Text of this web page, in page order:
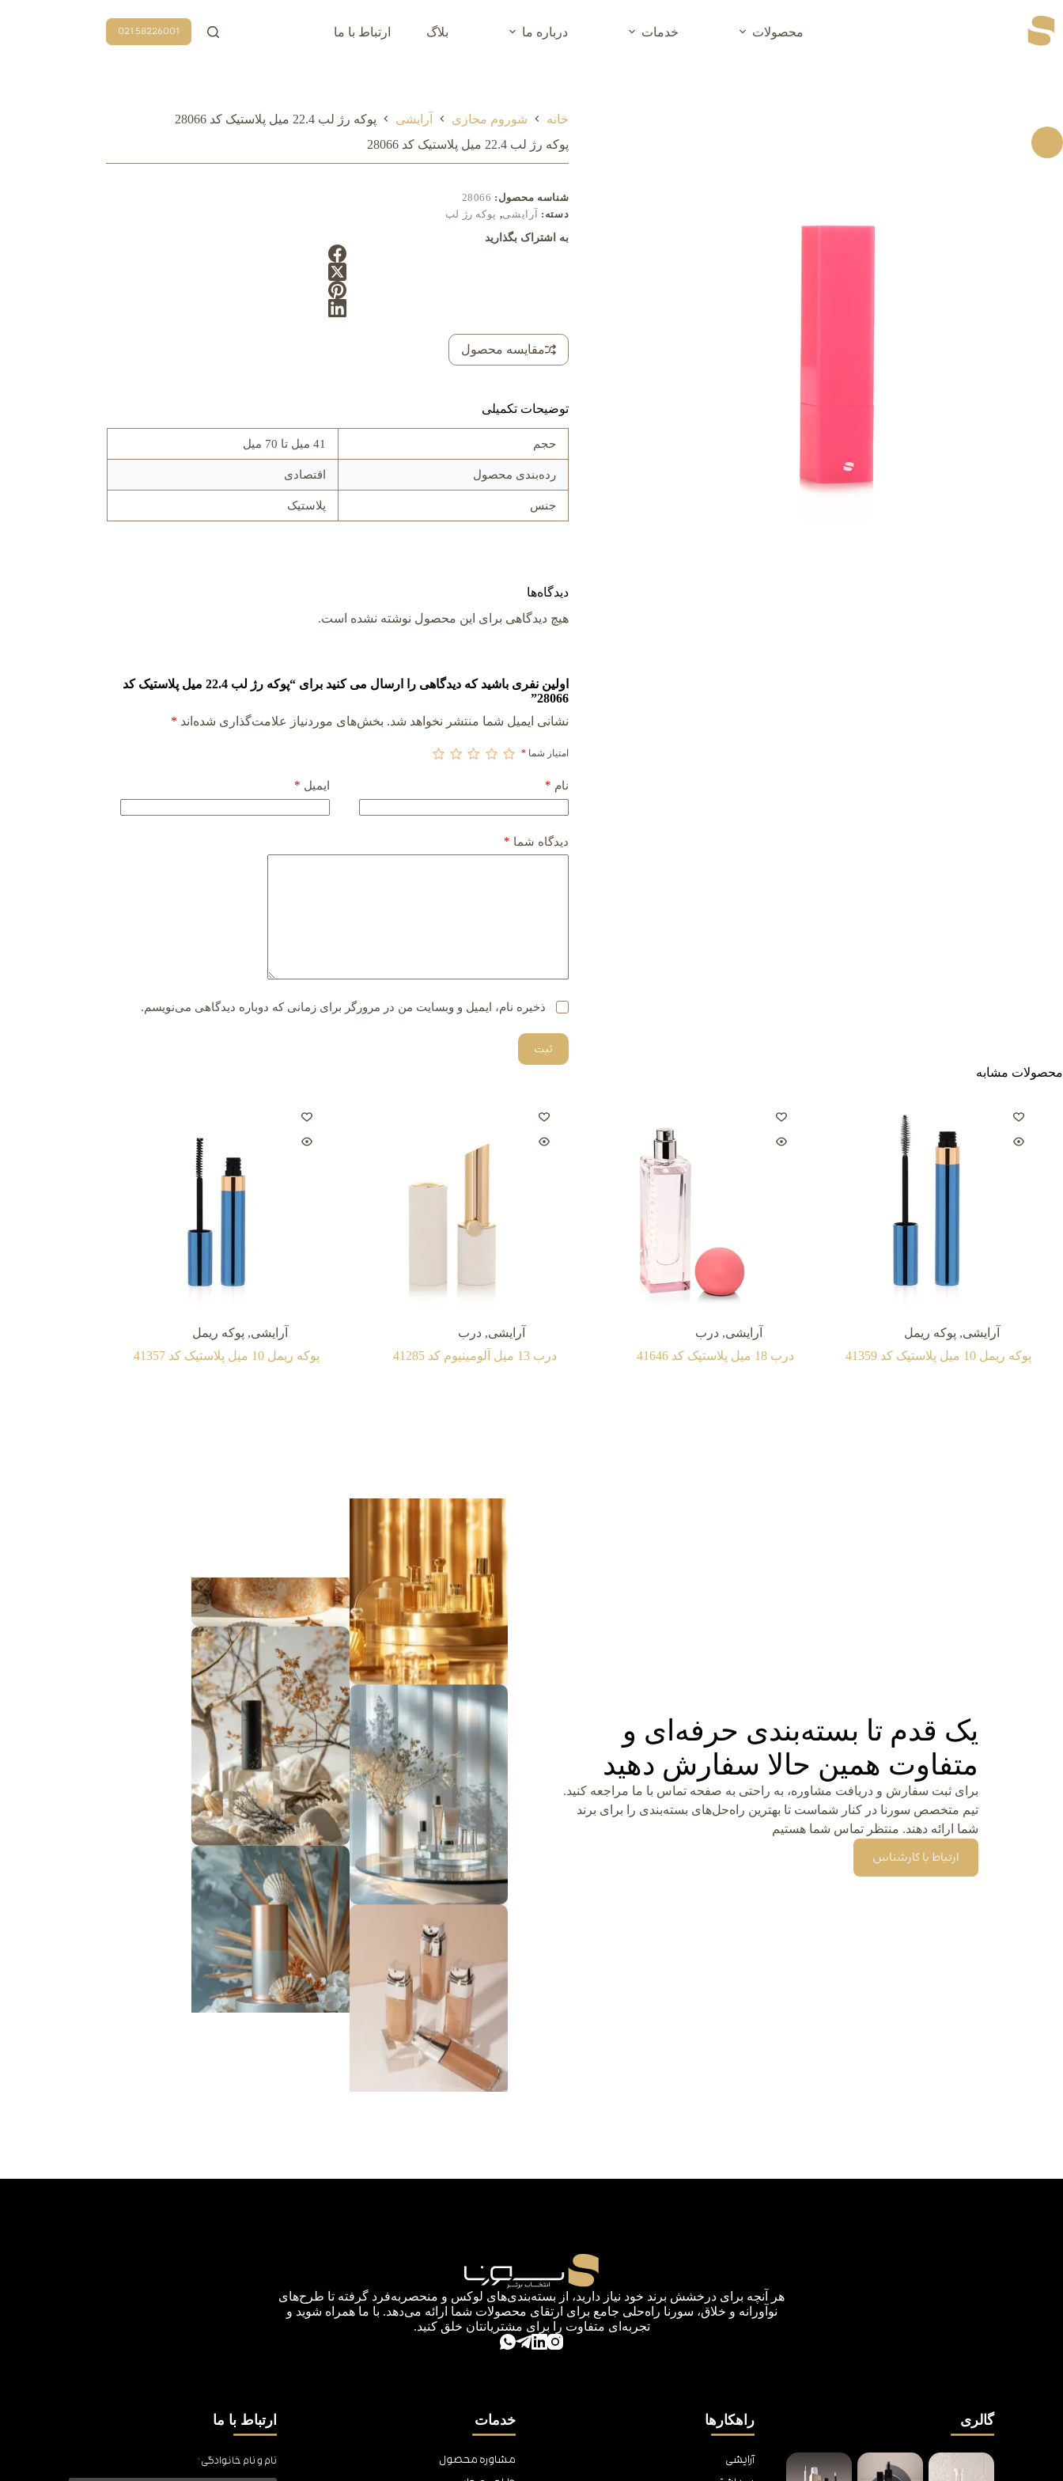
به
محتوا
محصولات خدمات درباره ما بلاگ ارتباط با ما 58226001 021
خانه شوروم مجازی آرایشی
پوکه رژ لب 22.4 میل پلاستیک کد 28066
پوکه رژ لب 22.4 میل پلاستیک کد 28066
شناسه محصول: 28066
دسته:
آرایشی, پوکه رژ لب
به اشتراک بگذارید
مقایسه محصول
توضیحات تکمیلی
حجم 41 میل تا 70 میل
رده‌بندی محصول اقتصادی
جنس پلاستیک
دیدگاه‌ها
هیچ دیدگاهی برای این محصول نوشته نشده است.
اولین نفری باشید که دیدگاهی را ارسال می کنید برای “پوکه رژ لب 22.4 میل پلاستیک کد
28066”
نشانی ایمیل شما منتشر نخواهد شد. بخش‌های موردنیاز علامت‌گذاری شده‌اند *
امتیاز شما *
نام * ایمیل *
دیدگاه شما *
ذخیره نام، ایمیل و وبسایت من در مرورگر برای زمانی که دوباره دیدگاهی می‌نویسم.
ثبت
محصولات مشابه
آرایشی, پوکه ریمل
پوکه ریمل 10 میل پلاستیک کد 41359
آرایشی, درب
درب 18 میل پلاستیک کد 41646
آرایشی, درب
درب 13 میل آلومينيوم کد 41285
آرایشی, پوکه ریمل
پوکه ریمل 10 میل پلاستیک کد 41357
یک قدم تا بسته‌بندی حرفه‌ای و
متفاوت همین حالا سفارش دهید
برای ثبت سفارش و دریافت مشاوره، به راحتی به صفحه تماس با ما مراجعه کنید.
تیم متخصص سورنا در کنار شماست تا بهترین راه‌حل‌های بسته‌بندی را برای برند
شما ارائه دهند. منتظر تماس شما هستیم
ارتباط با کارشناس
هر آنچه برای درخشش برند خود نیاز دارید، از بسته‌بندی‌های لوکس و منحصربه‌فرد گرفته تا طرح‌های
نوآورانه و خلاق، سورنا راه‌حلی جامع برای ارتقای محصولات شما ارائه می‌دهد. با ما همراه شوید و
تجربه‌ای متفاوت را برای مشتریانتان خلق کنید.
گالری راهکارها
آرایشی
خدمات
مشاوره محصول
ارتباط با ما
نام و نام خانوادگی*